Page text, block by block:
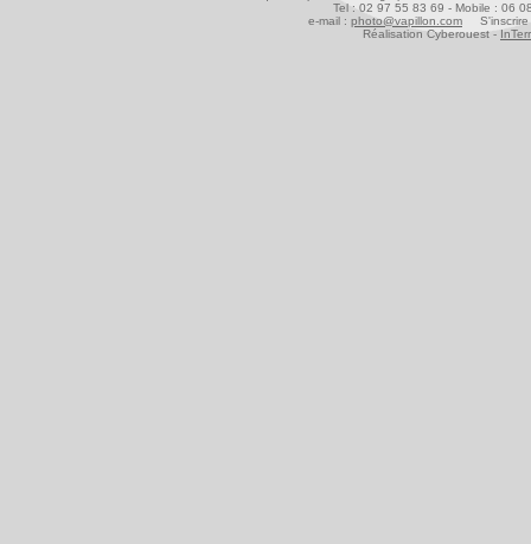
Tel : 02 97 55 83 69 - Mobile : 06
e-mail : photo@vapillon.com S'inscrire
Réalisation Cyberouest -